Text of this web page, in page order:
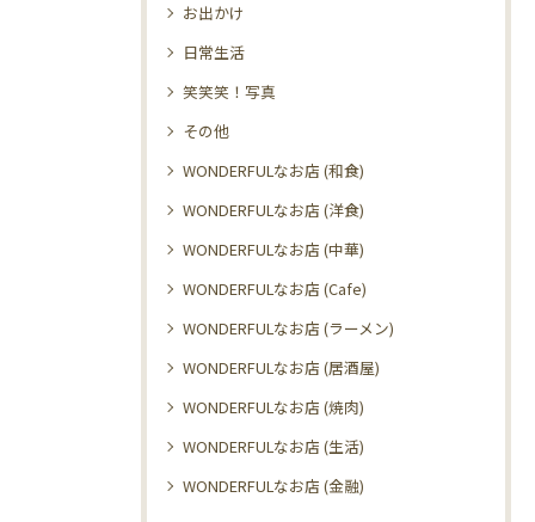
お出かけ
日常生活
笑笑笑！写真
その他
WONDERFULなお店 (和食)
WONDERFULなお店 (洋食)
WONDERFULなお店 (中華)
WONDERFULなお店 (Cafe)
WONDERFULなお店 (ラーメン)
WONDERFULなお店 (居酒屋)
WONDERFULなお店 (焼肉)
WONDERFULなお店 (生活)
WONDERFULなお店 (金融)